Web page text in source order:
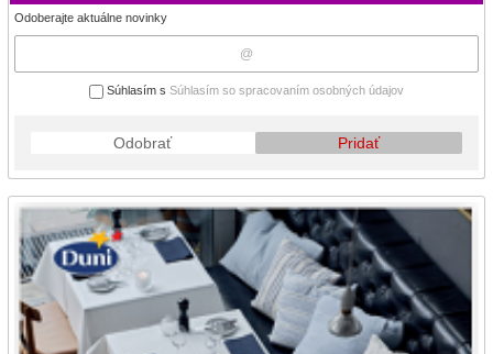
Odoberajte aktuálne novinky
Súhlasím s Súhlasím so spracovaním osobných údajov
Odobrať Pridať